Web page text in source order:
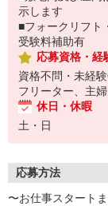
示します
■フォークリフト
受験料補助有
応募資格・経
資格不問・未経
フリーター、主
休日・休暇
土・日
応募方法
〜お仕事スタート